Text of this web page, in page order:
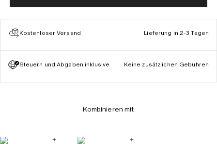
Kostenloser Versand Lieferung in 2-3 Tagen
Steuern und Abgaben inklusive Keine zusätzlichen Gebühren
Kombinieren mit